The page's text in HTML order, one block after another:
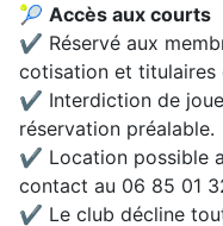
🎾 Accès aux courts
✔ Réservé aux
cotisation et titulaires
✔ Interdiction de
réservation préalable.
✔ Location possible
contact au 06 85 01
✔ Le club décline